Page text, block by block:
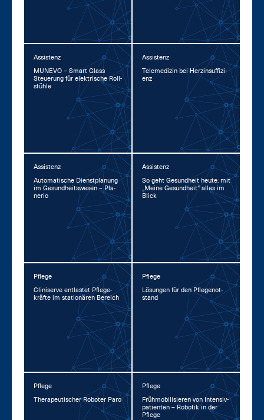
Assistenz
MU­NE­VO – Smart Glass
Steue­rung für elek­tri­sche Roll­
stüh­le
Assistenz
Te­le­me­di­zin bei Herz­in­suf­fi­zi­
enz
Assistenz
Au­to­ma­ti­sche Dienst­pla­nung
im Ge­sund­heits­we­sen – Pla­
ne­rio
Assistenz
So geht Ge­sund­heit heu­te: mit
„Mei­ne Ge­sund­heit“ al­les im
Blick
Pflege
Cli­ni­ser­ve ent­las­tet Pfle­ge­
kräf­te im sta­tio­nä­ren Be­reich
Pflege
Lö­sun­gen für den Pfle­ge­not­
stand
Pflege
The­ra­peu­ti­scher Ro­bo­ter Pa­ro
Pflege
Früh­mo­bi­li­sie­ren von In­ten­siv­
pa­ti­en­ten – Ro­bo­tik in der
Pfle­ge